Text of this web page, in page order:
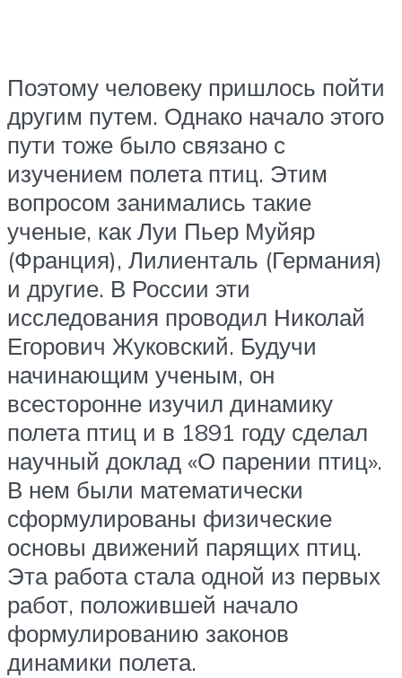
Поэтому человеку пришлось пойти
другим путем. Однако начало этого
пути тоже было связано с
изучением полета птиц. Этим
вопросом занимались такие
ученые, как Луи Пьер Муйяр
(Франция), Лилиенталь (Германия)
и другие. В России эти
исследования проводил Николай
Егорович Жуковский. Будучи
начинающим ученым, он
всесторонне изучил динамику
полета птиц и в 1891 году сделал
научный доклад «О парении птиц».
В нем были математически
сформулированы физические
основы движений парящих птиц.
Эта работа стала одной из первых
работ, положившей начало
формулированию законов
динамики полета.